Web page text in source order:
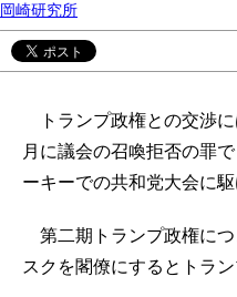
岡崎研究所
トランプ政権との交渉に
月に議会の召喚拒否の罪
ーキーでの共和党大会に
第二期トランプ政権につ
スクを閣僚にするとトラ